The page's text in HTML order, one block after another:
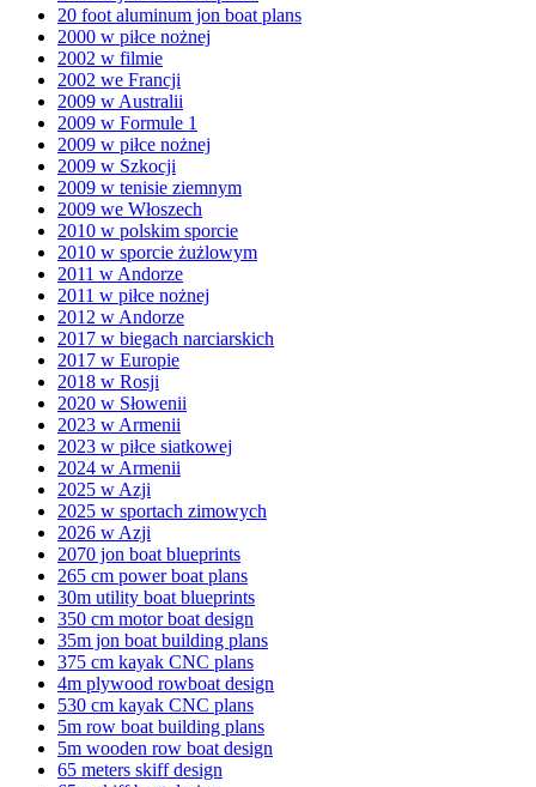
20 foot aluminum jon boat plans
2000 w piłce nożnej
2002 w filmie
2002 we Francji
2009 w Australii
2009 w Formule 1
2009 w piłce nożnej
2009 w Szkocji
2009 w tenisie ziemnym
2009 we Włoszech
2010 w polskim sporcie
2010 w sporcie żużlowym
2011 w Andorze
2011 w piłce nożnej
2012 w Andorze
2017 w biegach narciarskich
2017 w Europie
2018 w Rosji
2020 w Słowenii
2023 w Armenii
2023 w piłce siatkowej
2024 w Armenii
2025 w Azji
2025 w sportach zimowych
2026 w Azji
2070 jon boat blueprints
265 cm power boat plans
30m utility boat blueprints
350 cm motor boat design
35m jon boat building plans
375 cm kayak CNC plans
4m plywood rowboat design
530 cm kayak CNC plans
5m row boat building plans
5m wooden row boat design
65 meters skiff design